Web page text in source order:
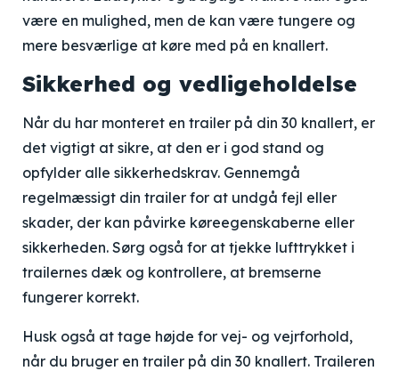
være en mulighed, men de kan være tungere og
mere besværlige at køre med på en knallert.
Sikkerhed og vedligeholdelse
Når du har monteret en trailer på din 30 knallert, er
det vigtigt at sikre, at den er i god stand og
opfylder alle sikkerhedskrav. Gennemgå
regelmæssigt din trailer for at undgå fejl eller
skader, der kan påvirke køreegenskaberne eller
sikkerheden. Sørg også for at tjekke lufttrykket i
trailernes dæk og kontrollere, at bremserne
fungerer korrekt.
Husk også at tage højde for vej- og vejrforhold,
når du bruger en trailer på din 30 knallert. Traileren